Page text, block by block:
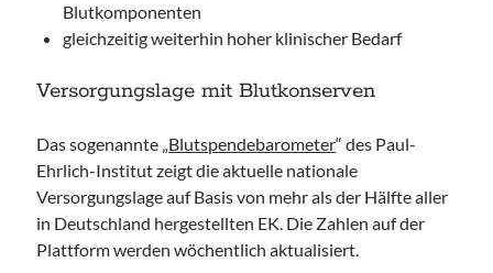
Blutkomponenten
gleichzeitig weiterhin hoher klinischer Bedarf
Versorgungslage mit Blutkonserven
Das sogenannte „Blutspendebarometer“ des Paul-
Ehrlich-Institut zeigt die aktuelle nationale
Versorgungslage auf Basis von mehr als der Hälfte aller
in Deutschland hergestellten EK. Die Zahlen auf der
Plattform werden wöchentlich aktualisiert.